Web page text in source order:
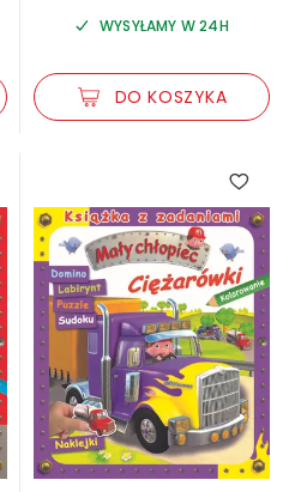
WYSYŁAMY W 24H
DO KOSZYKA